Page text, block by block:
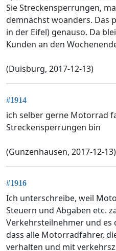
Sie Streckensperrungen,
demnächst woanders. Das
in der Eifel) genauso. Da
Kunden an den
(Duisburg, 2017-12-13)
#1914
ich selber gerne Motorrad
Streckensperrungen bin
(Gunzenhausen, 2017-12-13)
#1916
Ich unterschreibe, weil
Steuern und Abgaben etc.
Verkehrsteilnehmer und es
dass alle Motorradfahrer,
verhalten und mit